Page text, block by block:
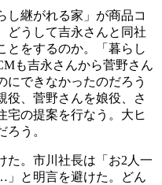
継がれる家」が商品コ
どうして吉永さんと同社
とをするのか。「暮らし
も吉永さんから菅野さん
にできなかったのだろう
役、菅野さんを娘役、さ
宅の提案を行なう。大ヒ
う。
。市川社長は「お2人一
と明言を避けた。どん